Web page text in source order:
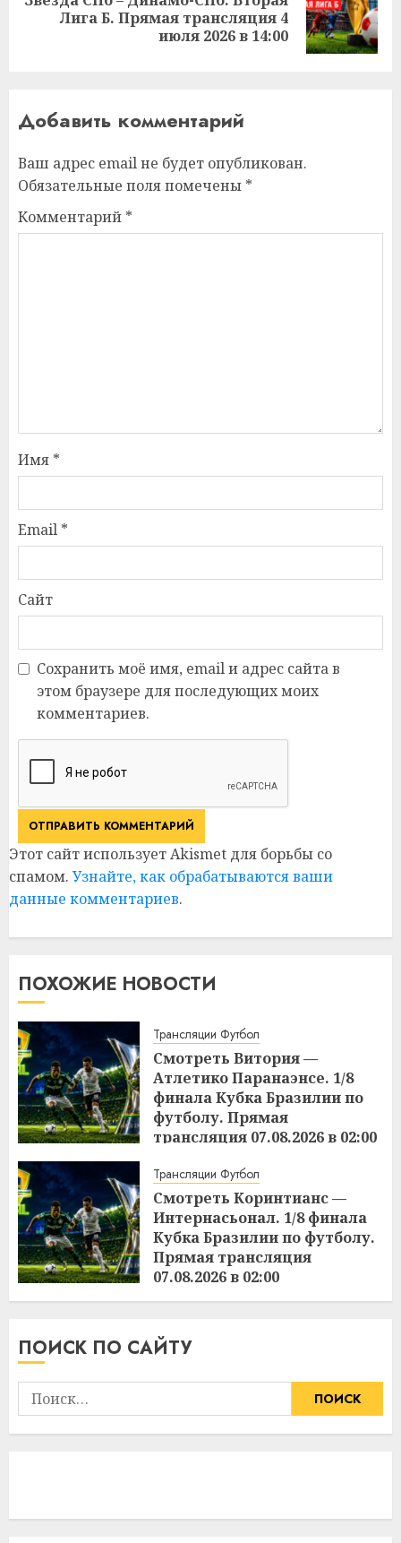
Следующая
Лига Б. Прямая трансляция 4
июля 2026 в 14:00
Добавить комментарий
Ваш адрес email не будет опубликован.
Обязательные поля помечены *
Комментарий *
Имя *
Email *
Сайт
Сохранить моё имя, email и адрес сайта в
этом браузере для последующих моих
комментариев.
Этот сайт использует Akismet для борьбы со
спамом. Узнайте, как обрабатываются ваши
данные комментариев.
ПОХОЖИЕ НОВОСТИ
Трансляции Футбол
Смотреть Витория —
Атлетико Паранаэнсе. 1/8
финала Кубка Бразилии по
футболу. Прямая
трансляция 07.08.2026 в 02:00
Трансляции Футбол
Смотреть Коринтианс —
Интернасьонал. 1/8 финала
Кубка Бразилии по футболу.
Прямая трансляция
07.08.2026 в 02:00
15:48 06.08.2026
ПОИСК ПО САЙТУ
Найти: